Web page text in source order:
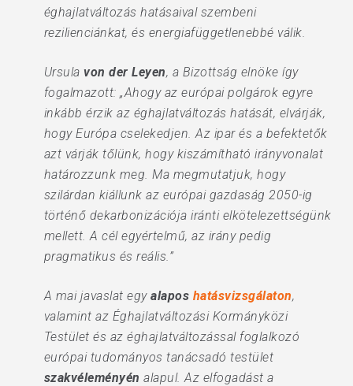
éghajlatváltozás hatásaival szembeni
rezilienciánkat, és energiafüggetlenebbé válik.
Ursulavon der Leyen, a Bizottság elnöke így
fogalmazott: „Ahogy az európai polgárok egyre
inkább érzik az éghajlatváltozás hatását, elvárják,
hogy Európa cselekedjen. Az ipar és a befektetők
azt várják tőlünk, hogy kiszámítható irányvonalat
határozzunk meg. Ma megmutatjuk, hogy
szilárdan kiállunk az európai gazdaság 2050-ig
történő dekarbonizációja iránti elkötelezettségünk
mellett. A cél egyértelmű, az irány pedig
pragmatikus és reális.”
A mai javaslat egyalapos hatásvizsgálaton,
valamint az Éghajlatváltozási Kormányközi
Testület és az éghajlatváltozással foglalkozó
európai tudományos tanácsadó testület
szakvéleményén alapul. Az elfogadást a